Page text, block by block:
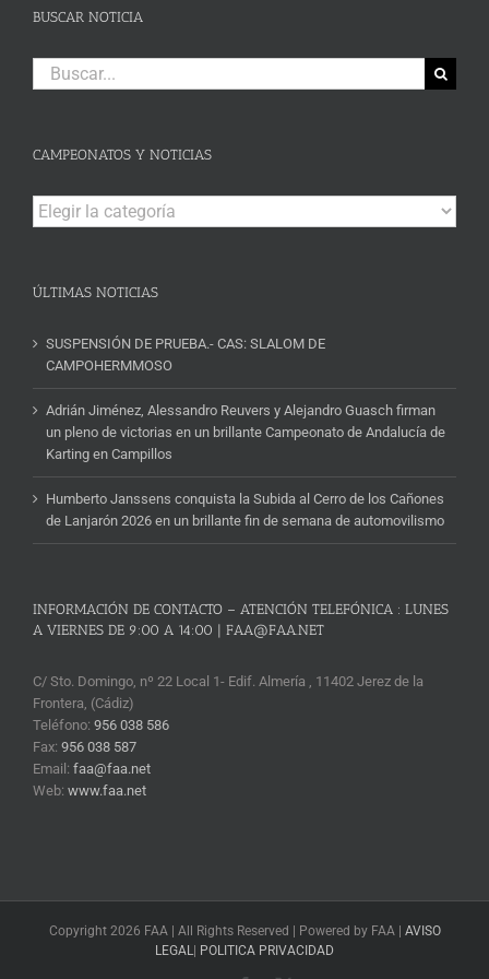
BUSCAR NOTICIA
Buscar:
CAMPEONATOS Y NOTICIAS
Campeonatos
y
ÚLTIMAS NOTICIAS
SUSPENSIÓN DE PRUEBA.- CAS: SLALOM DE
CAMPOHERMMOSO
Adrián Jiménez, Alessandro Reuvers y Alejandro Guasch firman
un pleno de victorias en un brillante Campeonato de Andalucía de
Karting en Campillos
Humberto Janssens conquista la Subida al Cerro de los Cañones
de Lanjarón 2026 en un brillante fin de semana de automovilismo
INFORMACIÓN DE CONTACTO – ATENCIÓN TELEFÓNICA : LUNES
A VIERNES DE 9:00 A 14:00 | FAA@FAA.NET
C/ Sto. Domingo, nº 22 Local 1- Edif. Almería , 11402 Jerez de la
Frontera, (Cádiz)
Teléfono: 956 038 586
Fax: 956 038 587
Email: faa@faa.net
Web: www.faa.net
Copyright 2026 FAA | All Rights Reserved | Powered by FAA | AVISO
LEGAL | POLITICA PRIVACIDAD